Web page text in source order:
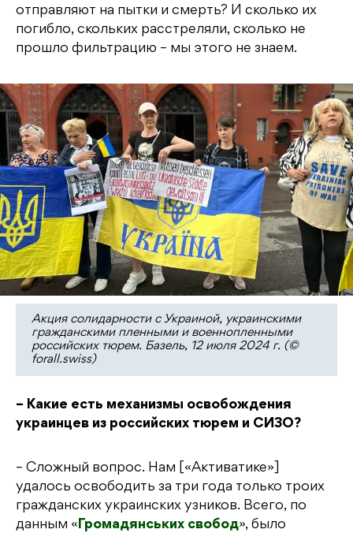
отправляют на пытки и смерть? И сколько их
погибло, скольких расстреляли, сколько не
прошло фильтрацию – мы этого не знаем.
Акция солидарности с Украиной, украинскими
гражданскими пленными и военнопленными
российских тюрем. Базель, 12 июля 2024 г. (©
forall.swiss)
– Какие есть механизмы освобождения
украинцев из российских тюрем и СИЗО?
– Сложный вопрос. Нам [«Активатике»]
удалось освободить за три года только троих
гражданских украинских узников. Всего, по
данным « Громадянських свобод», было